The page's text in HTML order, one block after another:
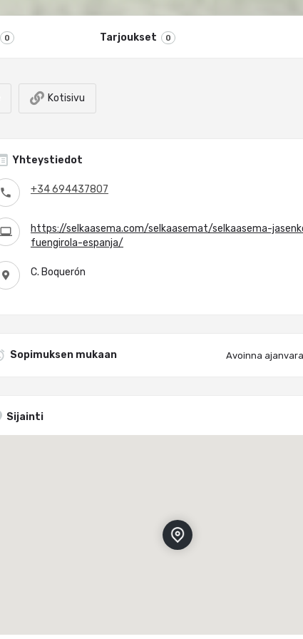
0 Tarjoukset 0
Kotisivu
Yhteystiedot
+34 694437807
https://selkaasema.com/selkaasemat/selkaasema-
fuengirola-espanja/
C. Boquerón
Sopimuksen mukaan Avoinna
Sijainti